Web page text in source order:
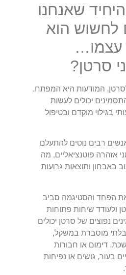
שאנחנו
לחשוש הוא
סרטן?
המודעות היא המפתח.
יכולים לעשות
בגילוי מוקדם ובטיפול
רבים נוטים להתעלם
אזהרה פוטנציאליים, מה
באבחון ותוצאות גרועות
את הפחד והסטיגמה סביב
ולעודד שיחות פתוחות
נפוצים של סרטן יכולים
בלתי מוסברת במשקל,
דימום או חבורות
בעור, גושים או נפיחות